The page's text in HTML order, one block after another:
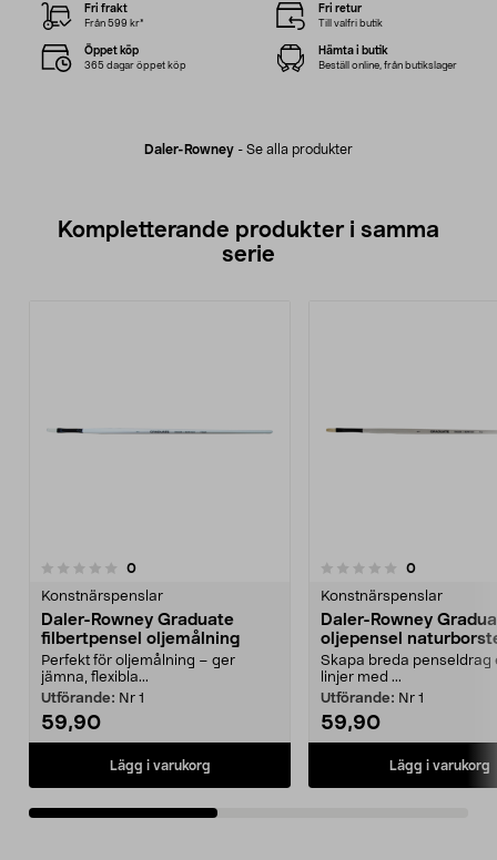
Daler-Rowney - Se alla produkter
Fri frakt
Från 599 kr*
Fri retur
Till valfri butik
Öppet köp
365 dagar öppet köp
Hämta i butik
Beställ online, från butikslager
Kompletterande produkter i samma
serie
0recensioner
Konstnärspenslar
Daler-Rowney Graduate
filbertpensel oljemålning
Perfekt för oljemålning – ger
jämna, flexibla...
Utförande: Nr 1
59,90
Lägg i varukorg
0.0 av 5 stjärnor 0recensioner
Konstnärspenslar
Daler-Rowney
oljepensel
Skapa breda penseldrag
linjer med ...
Utförande: Nr 1
59,90
Lägg i varukorg
4.0av 5 stjärnor